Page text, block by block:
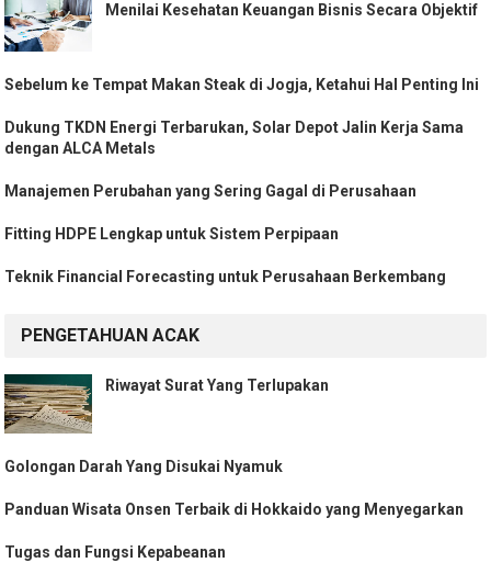
Menilai Kesehatan Keuangan Bisnis Secara Objektif
Sebelum ke Tempat Makan Steak di Jogja, Ketahui Hal Penting Ini
Dukung TKDN Energi Terbarukan, Solar Depot Jalin Kerja Sama
dengan ALCA Metals
Manajemen Perubahan yang Sering Gagal di Perusahaan
Fitting HDPE Lengkap untuk Sistem Perpipaan
Teknik Financial Forecasting untuk Perusahaan Berkembang
PENGETAHUAN ACAK
Riwayat Surat Yang Terlupakan
Golongan Darah Yang Disukai Nyamuk
Panduan Wisata Onsen Terbaik di Hokkaido yang Menyegarkan
Tugas dan Fungsi Kepabeanan